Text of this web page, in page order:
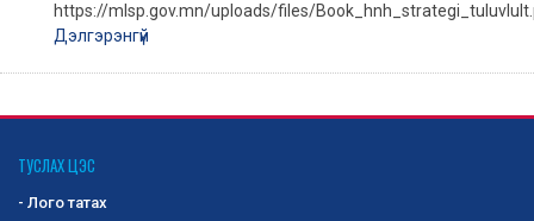
https://mlsp.gov.mn/uploads/files/
Дэлгэрэнгүй
ТУСЛАХ ЦЭС
- Лого татах